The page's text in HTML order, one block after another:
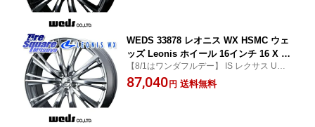
WEDS 33878 レオニス WX HSMC ウェ
ッズ Leonis ホイール 16インチ 16 X 6.
5J +40 5穴 114.3 ホイールのみ 4本価格
C-HR 90系ノア/ヴォクシー 70系カムリ
【8/1はワンダフルデー】 IS レクサス UX C
-HR (CHR) RAV4 60系 50系 アルファード
ヴェルファイア カムリ
87,040円 送料無料